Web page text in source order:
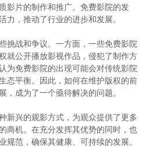
影片的制作和推广。免费影院的发
力，推动了行业的进步和发展。
挑战和争议。一方面，一些免费影院
就公开播放影视作品，侵犯了制作方
为免费影院的出现可能会对传统影院
态平衡。因此，如何在维护版权的前
，成为了一个亟待解决的问题。
新兴的观影方式，为观众提供了更多
商机。在充分发挥其优势的同时，也
规范，确保其健康、可持续的发展。